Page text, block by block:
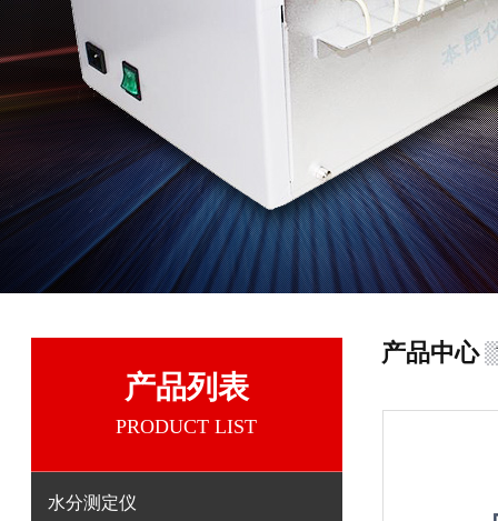
产品列表
PRODUCT LIST
水分测定仪
产品中心